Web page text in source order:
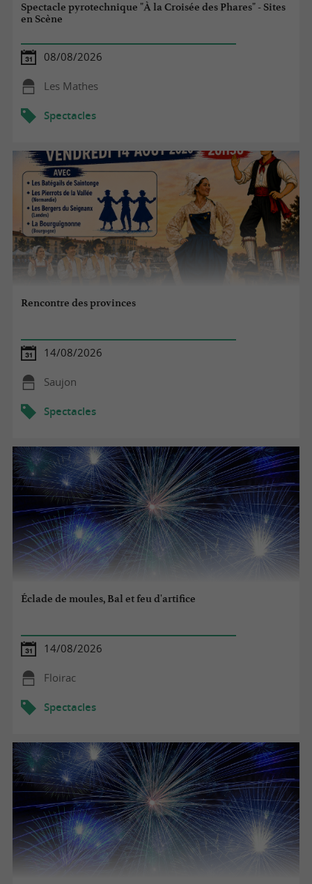
Spectacle pyrotechnique "À la Croisée des Phares" - Sites
en Scène
08/08/2026
Les Mathes
Spectacles
Rencontre des provinces
14/08/2026
Saujon
Spectacles
Éclade de moules, Bal et feu d'artifice
14/08/2026
Floirac
Spectacles